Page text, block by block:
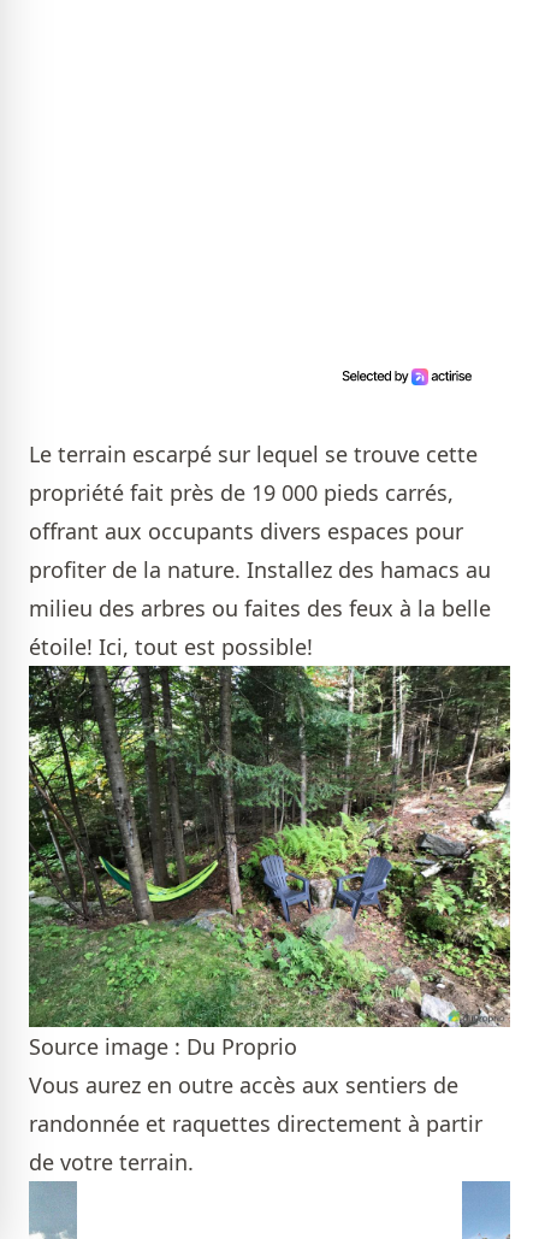
Le terrain escarpé sur lequel se trouve cette
propriété fait près de 19 000 pieds carrés,
offrant aux occupants divers espaces pour
profiter de la nature. Installez des hamacs au
milieu des arbres ou faites des feux à la belle
étoile! Ici, tout est possible!
Source image : Du Proprio
Vous aurez en outre accès aux sentiers de
randonnée et raquettes directement à partir
de votre terrain.